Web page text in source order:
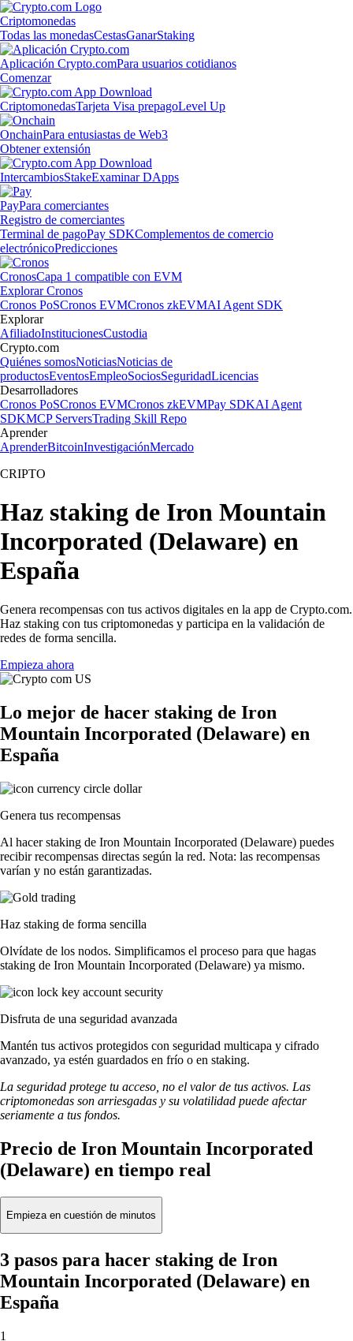
Criptomonedas
Todas las monedasCestasGanarStaking
Aplicación Crypto.comPara usuarios cotidianos
Comenzar
CriptomonedasTarjeta Visa prepagoLevel Up
OnchainPara entusiastas de Web3
Obtener extensión
IntercambiosStakeExaminar DApps
PayPara comerciantes
Registro de comerciantes
Terminal de pagoPay SDKComplementos de comercio
electrónicoPredicciones
CronosCapa 1 compatible con EVM
Explorar Cronos
Cronos PoSCronos EVMCronos zkEVMAI Agent SDK
Explorar
AfiliadoInstitucionesCustodia
Crypto.com
Quiénes somosNoticiasNoticias de
productosEventosEmpleoSociosSeguridadLicencias
Desarrolladores
Cronos PoSCronos EVMCronos zkEVMPay SDKAI Agent
SDKMCP ServersTrading Skill Repo
Aprender
AprenderBitcoinInvestigaciónMercado
CRIPTO
Haz staking de Iron Mountain
Incorporated (Delaware) en
España
Genera recompensas con tus activos digitales en la app de Crypto.com.
Haz staking con tus criptomonedas y participa en la validación de
redes de forma sencilla.
Empieza ahora
Lo mejor de hacer staking de Iron
Mountain Incorporated (Delaware) en
España
Genera tus recompensas
Al hacer staking de Iron Mountain Incorporated (Delaware) puedes
recibir recompensas directas según la red. Nota: las recompensas
varían y no están garantizadas.
Haz staking de forma sencilla
Olvídate de los nodos. Simplificamos el proceso para que hagas
staking de Iron Mountain Incorporated (Delaware) ya mismo.
Disfruta de una seguridad avanzada
Mantén tus activos protegidos con seguridad multicapa y cifrado
avanzado, ya estén guardados en frío o en staking.
La seguridad protege tu acceso, no el valor de tus activos. Las
criptomonedas son arriesgadas y su volatilidad puede afectar
seriamente a tus fondos.
Precio de Iron Mountain Incorporated
(Delaware) en tiempo real
Empieza en cuestión de minutos
3 pasos para hacer staking de Iron
Mountain Incorporated (Delaware) en
España
1